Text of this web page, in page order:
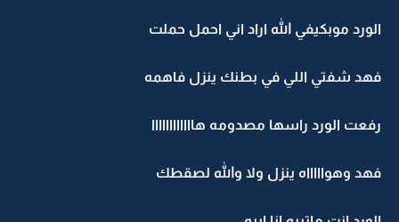
الورد موبكيفي الله اراد اني احمل حملت
فهد شفتي اللي في بطنك ينزل فاهمه
رفعت الورد راسها مصدومه هاااااااااااا
فهد وهواااااه ينزل ولا والله لصقطك